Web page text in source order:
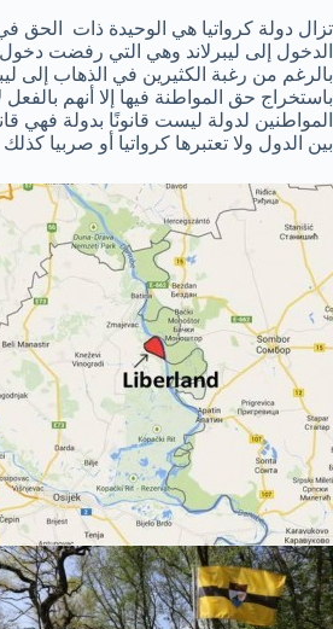
تزال دولة كرواتيا هي الوحيدة ذات الحق
الدخول إلى ليبرلاند وهي التي رفضت دخول
بالرغم من رغبة الكثيرين في الذهاب إلى
باستخراج حق المواطنة فيها إلا أنهم
المواطنين لدولة ليست قانونًا بدولة فهي
بين الدول ولا تعتبرها كرواتيا أو صربيا كذلك